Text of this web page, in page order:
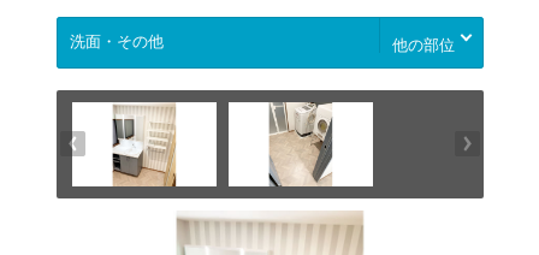
他の部位